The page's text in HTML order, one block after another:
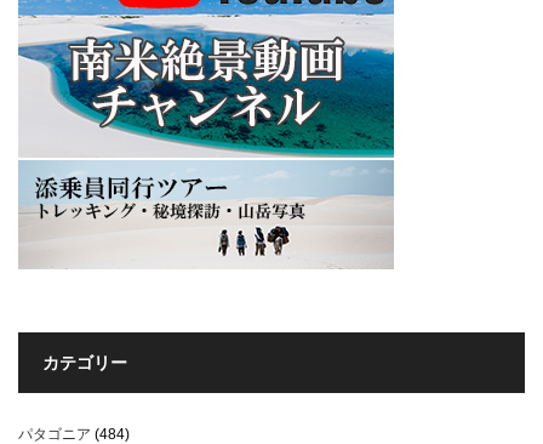
カテゴリー
パタゴニア (484)